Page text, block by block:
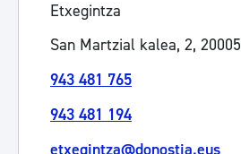
Etxegintza
San Martzial kalea, 2, 20005
943 481 765
943 481 194